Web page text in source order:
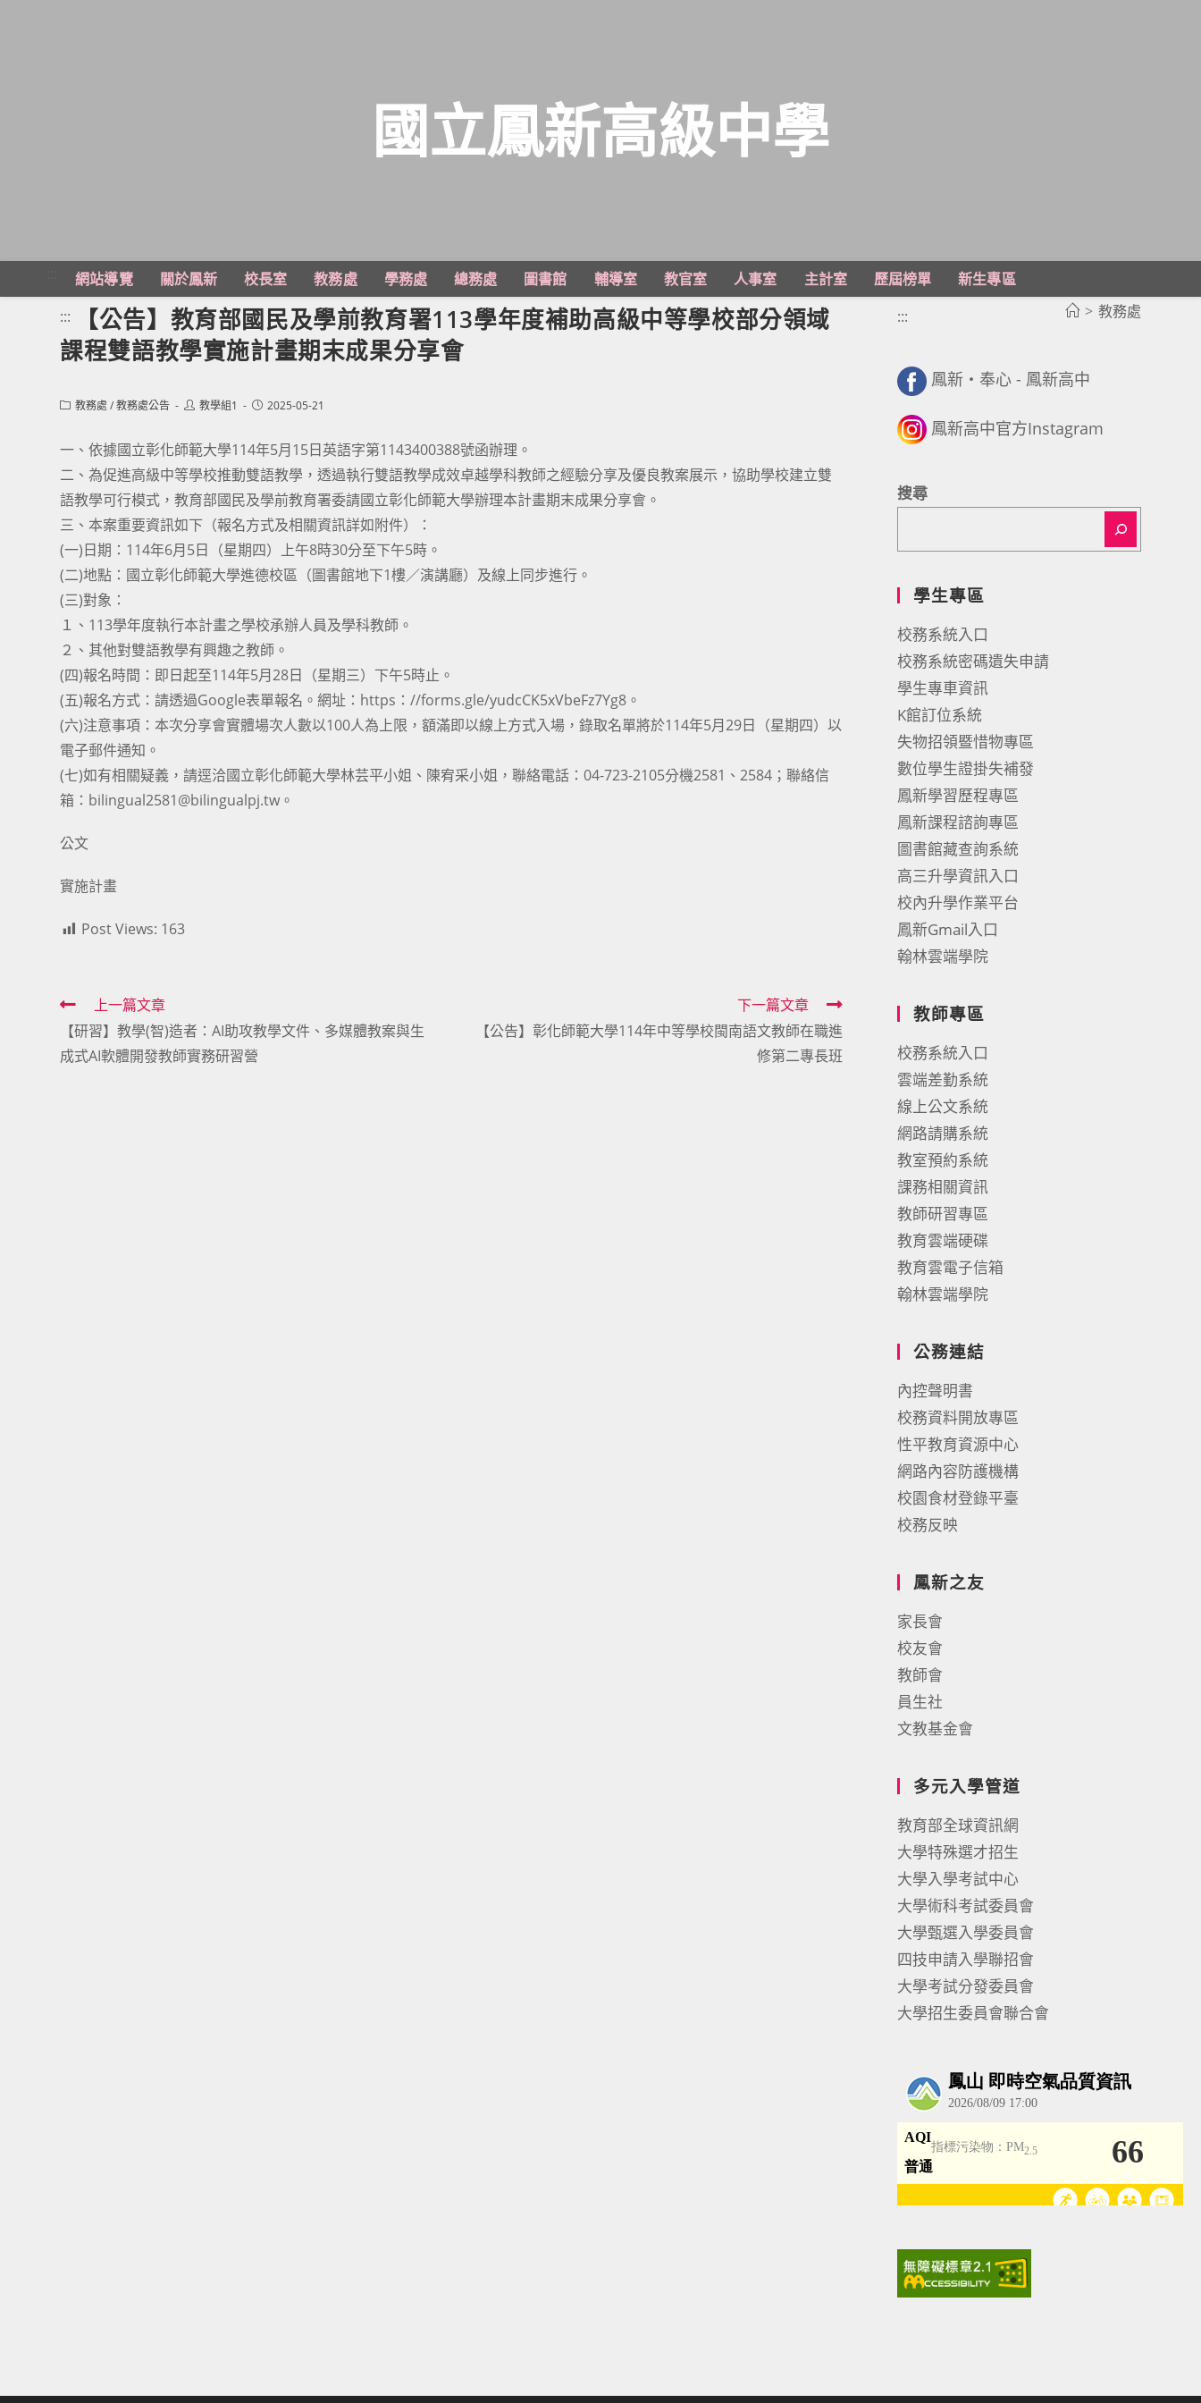
主
國立鳳新高級中學
網站導覽 關於鳳新 校長室 教務處 學務處 總務處 圖書館 輔導室 教官室 人事室 主計室 歷屆榜單
新生專區
> 教務處
:::
【公告】教育部國民及學前教育署113學年度補助高級中等學校部分領域
課程雙語教學實施計畫期末成果分享會
Post教務處 /教務處公告
Post教學組1
Post2025-05-21
一、依據國立彰化師範大學114年5月15日英語字第1143400388號函辦理。
二、為促進高級中等學校推動雙語教學，透過執行雙語教學成效卓越學科教師之經驗分享及優良教案展示，協助學校建立雙
語教學可行模式，教育部國民及學前教育署委請國立彰化師範大學辦理本計畫期末成果分享會。
三、本案重要資訊如下（報名方式及相關資訊詳如附件）：
(一)日期：114年6月5日（星期四）上午8時30分至下午5時。
(二)地點：國立彰化師範大學進德校區（圖書館地下1樓／演講廳）及線上同步進行。
(三)對象：
１、113學年度執行本計畫之學校承辦人員及學科教師。
２、其他對雙語教學有興趣之教師。
(四)報名時間：即日起至114年5月28日（星期三）下午5時止。
(五)報名方式：請透過Google表單報名。網址：https：//forms.gle/yudcCK5xVbeFz7Yg8。
(六)注意事項：本次分享會實體場次人數以100人為上限，額滿即以線上方式入場，錄取名單將於114年5月29日（星期四）以
電子郵件通知。
(七)如有相關疑義，請逕洽國立彰化師範大學林芸平小姐、陳宥采小姐，聯絡電話：04-723-2105分機2581、2584；聯絡信
箱：bilingual2581@bilingualpj.tw。
公文
實施計畫
Post Views: 163
Read
more
articles
上一篇文章
【研習】教學(智)造者：AI助攻教學文件、多媒體教案與生
成式AI軟體開發教師實務研習營
下一篇文章
【公告】彰化師範大學114年中等學校閩南語文教師在職進
修第二專長班
:::
鳳新・奉心 - 鳳新高中
鳳新高中官方Instagram
搜尋
學生專區
校務系統入口
校務系統密碼遺失申請
學生專車資訊
K館訂位系統
失物招領暨惜物專區
數位學生證掛失補發
鳳新學習歷程專區
鳳新課程諮詢專區
圖書館藏查詢系統
高三升學資訊入口
校內升學作業平台
鳳新Gmail入口
翰林雲端學院
教師專區
校務系統入口
雲端差勤系統
線上公文系統
網路請購系統
教室預約系統
課務相關資訊
教師研習專區
教育雲端硬碟
教育雲電子信箱
翰林雲端學院
公務連結
內控聲明書
校務資料開放專區
性平教育資源中心
網路內容防護機構
校園食材登錄平臺
校務反映
鳳新之友
家長會
校友會
教師會
員生社
文教基金會
多元入學管道
教育部全球資訊網
大學特殊選才招生
大學入學考試中心
大學術科考試委員會
大學甄選入學委員會
四技申請入學聯招會
大學考試分發委員會
大學招生委員會聯合會